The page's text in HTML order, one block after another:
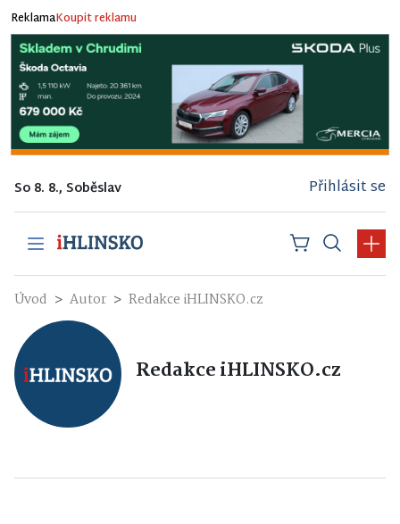
ReklamaKoupit reklamu
So 8. 8., Soběslav Přihlásit se
Úvod Autor Redakce iHLINSKO.cz
Redakce iHLINSKO.cz